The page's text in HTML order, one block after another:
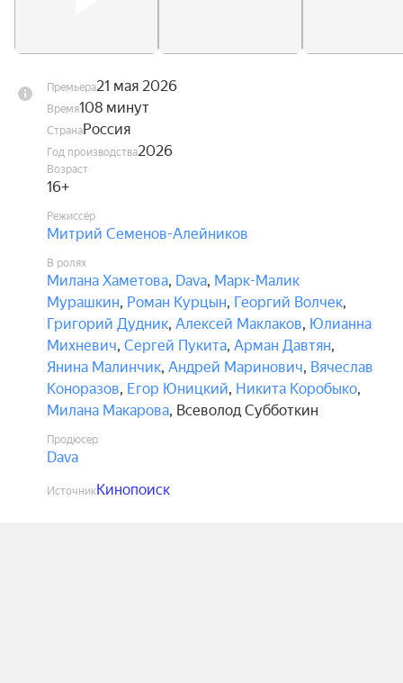
Премьера21 мая 2026
Время108 минут
СтранаРоссия
Год производства2026
Возраст
16+
Режиссёр
Митрий Семенов-Алейников
В ролях
Милана Хаметова, Dava, Марк-Малик
Мурашкин, Роман Курцын, Георгий Волчек,
Григорий Дудник, Алексей Маклаков, Юлианна
Михневич, Сергей Пукита, Арман Давтян,
Янина Малинчик, Андрей Маринович, Вячеслав
Коноразов, Егор Юницкий, Никита Коробыко,
Милана Макарова, Всеволод Субботкин
Продюсер
Dava
ИсточникКинопоиск